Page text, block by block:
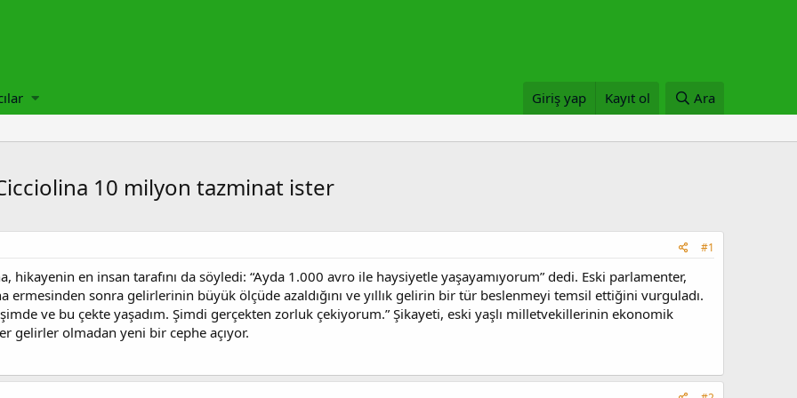
Giriş yap Kayıt ol Ara
10 milyon tazminat ister
#1
hikayenin en insan tarafını da söyledi: “Ayda 1.000 avro ile haysiyetle yaşayamıyorum” dedi. Eski parlamenter,
ermesinden sonra gelirlerinin büyük ölçüde azaldığını ve yıllık gelirin bir tür beslenmeyi temsil ettiğini vurguladı.
ve bu çekte yaşadım. Şimdi gerçekten zorluk çekiyorum.” Şikayeti, eski yaşlı milletvekillerinin ekonomik
gelirler olmadan yeni bir cephe açıyor.